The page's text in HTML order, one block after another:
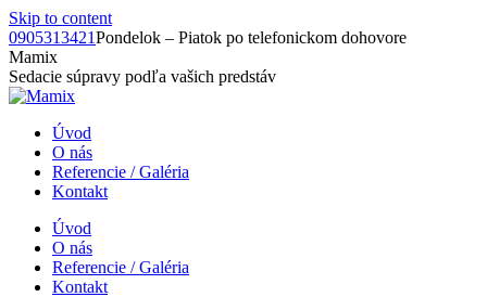
Skip to content
0905313421Pondelok – Piatok po telefonickom dohovore
Mamix
Sedacie súpravy podľa vašich predstáv
Úvod
O nás
Referencie / Galéria
Kontakt
Úvod
O nás
Referencie / Galéria
Kontakt